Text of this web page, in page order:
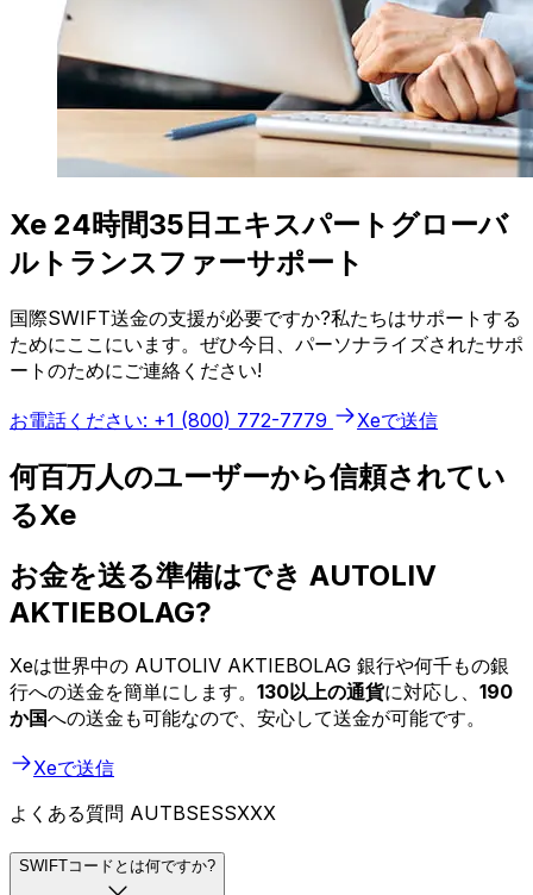
Xe 24時間35日エキスパートグローバ
ルトランスファーサポート
国際SWIFT送金の支援が必要ですか?私たちはサポートする
ためにここにいます。ぜひ今日、パーソナライズされたサポ
ートのためにご連絡ください!
お電話ください: +1 (800) 772-7779 Xeで送信
何百万人のユーザーから信頼されてい
るXe
お金を送る準備はでき AUTOLIV
AKTIEBOLAG?
Xeは世界中の AUTOLIV AKTIEBOLAG 銀行や何千もの銀
行への送金を簡単にします。 130以上の通貨に対応し、 190
か国への送金も可能なので、安心して送金が可能です。
Xeで送信
よくある質問 AUTBSESSXXX
SWIFTコードとは何ですか?